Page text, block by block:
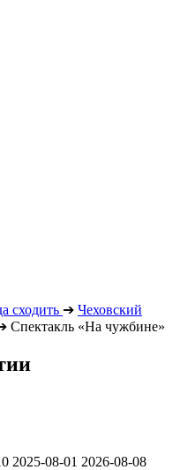
сходить ➔ Чеховский
Спектакль «На чужбине»
2025-08-01 2026-08-08